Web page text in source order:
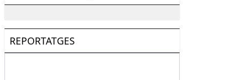
REPORTATGES